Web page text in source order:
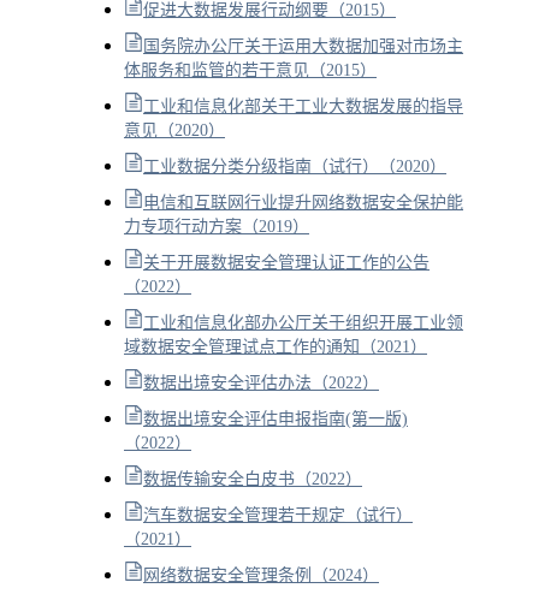
促进大数据发展行动纲要（2015）
国务院办公厅关于运用大数据加强对市场主
体服务和监管的若干意见（2015）
工业和信息化部关于工业大数据发展的指导
意见（2020）
工业数据分类分级指南（试行）（2020）
电信和互联网行业提升网络数据安全保护能
力专项行动方案（2019）
关于开展数据安全管理认证工作的公告
（2022）
工业和信息化部办公厅关于组织开展工业领
域数据安全管理试点工作的通知（2021）
数据出境安全评估办法（2022）
数据出境安全评估申报指南(第一版)
（2022）
数据传输安全白皮书（2022）
汽车数据安全管理若干规定（试行）
（2021）
网络数据安全管理条例（2024）